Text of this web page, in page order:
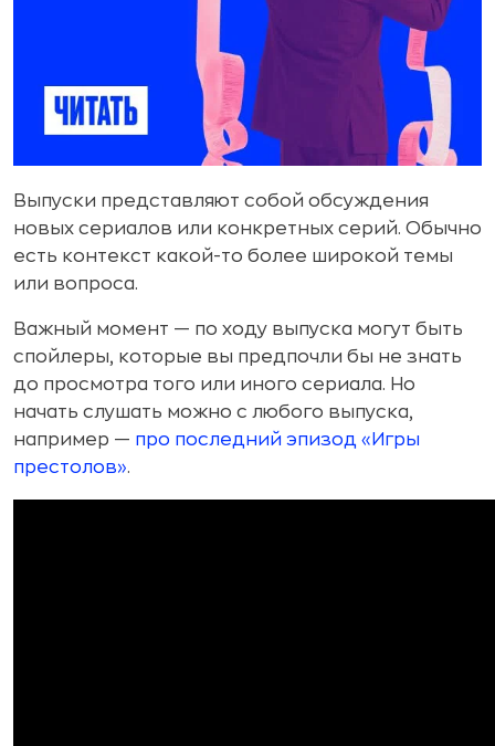
Выпуски представляют собой обсуждения
новых сериалов или конкретных серий. Обычно
есть контекст какой-то более широкой темы
или вопроса.
Важный момент — по ходу выпуска могут быть
спойлеры, которые вы предпочли бы не знать
до просмотра того или иного сериала. Но
начать слушать можно с любого выпуска,
например — про последний эпизод «Игры
престолов».